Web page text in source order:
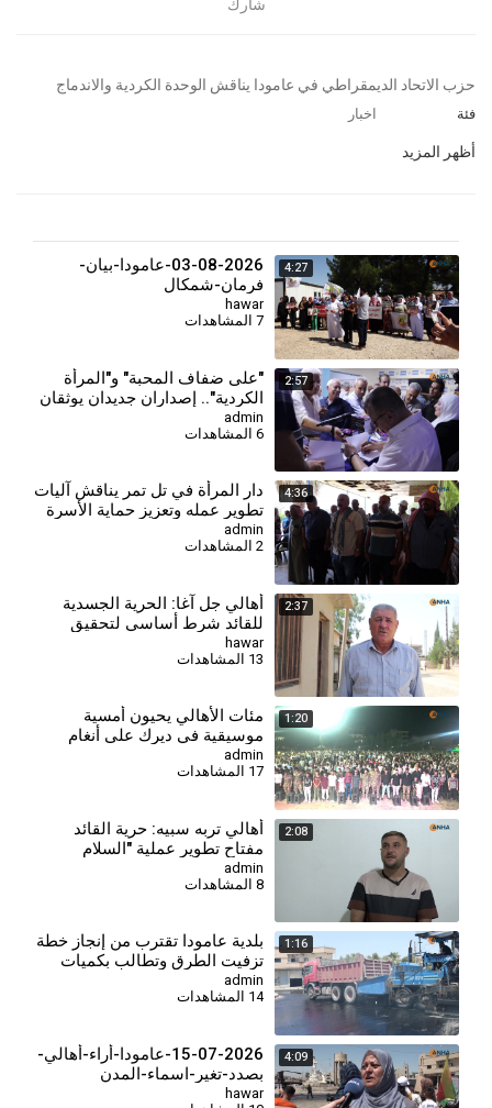
شارك
⁣حزب الاتحاد الديمقراطي في عامودا يناقش الوحدة الكردية والاندماج
فئة اخبار
أظهر المزيد
4:27
03-08-2026-عامودا-بيان-
فرمان-شمكال
hawar
7 المشاهدات
2:57
⁣"على ضفاف المحبة" و"المرأة
الكردية".. إصداران جديدان يوثقان
الهوية والذاكرة
admin
6 المشاهدات
4:36
دار المرأة في تل تمر يناقش آليات
تطوير عمله وتعزيز حماية الأسرة
والمجتمع
admin
2 المشاهدات
2:37
أهالي جل آغا: الحرية الجسدية
للقائد شرط أساسي لتحقيق
السلام وحل القضية الكردية
hawar
13 المشاهدات
1:20
مئات الأهالي يحيون أمسية
موسيقية في ديرك على أنغام
الأغاني الكردية
admin
17 المشاهدات
2:08
⁣أهالي تربه سبيه: حرية القائد
مفتاح تطوير عملية "السلام
والمجتمع الديمقراطي"
admin
1:16
بلدية عامودا تقترب من إنجاز خطة
تزفيت الطرق وتطالب بكميات
إضافية من الزفت
admin
14 المشاهدات
4:09
15-07-2026-عامودا-أراء-أهالي-
بصدد-تغير-اسماء-المدن
hawar